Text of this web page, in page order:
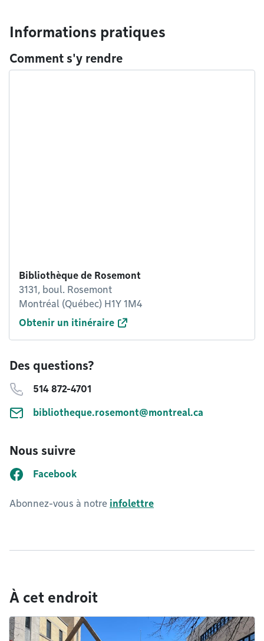
Informations pratiques
Comment s'y rendre
Bibliothèque de Rosemont
3131, boul. Rosemont
Montréal (Québec) H1Y 1M4
Obtenir un itinéraire
Des questions?
514 872-4701
bibliotheque.rosemont@montreal.ca
Nous suivre
Facebook
Abonnez-vous à notre infolettre
À cet endroit